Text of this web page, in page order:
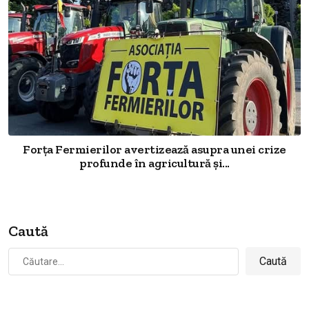
Forța Fermierilor avertizează asupra unei crize
profunde în agricultură și...
Caută
Caută
după: